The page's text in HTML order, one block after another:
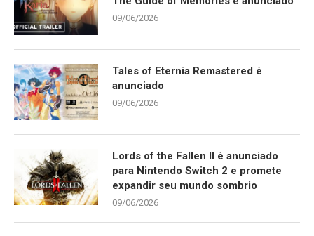
09/06/2026
Tales of Eternia Remastered é
anunciado
09/06/2026
Lords of the Fallen II é anunciado
para Nintendo Switch 2 e promete
expandir seu mundo sombrio
09/06/2026